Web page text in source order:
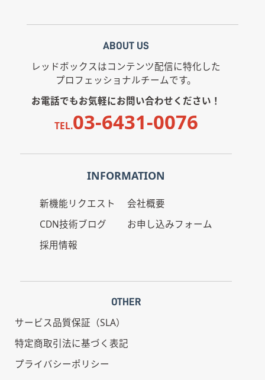
ABOUT US
レッドボックスはコンテンツ配信に特化した
プロフェッショナルチームです。
お電話でもお気軽にお問い合わせください！
TEL.03-6431-0076
INFORMATION
新機能リクエスト
CDN技術ブログ
採用情報
会社概要
お申し込みフォーム
OTHER
サービス品質保証（SLA）
特定商取引法に基づく表記
プライバシーポリシー